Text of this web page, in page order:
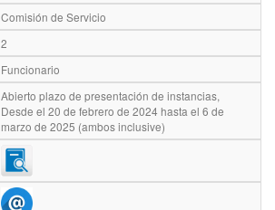
Comisión de Servicio
2
Funcionario
Abierto plazo de presentación de instancias,
Desde el 20 de febrero de 2024 hasta el 6 de
marzo de 2025 (ambos inclusive)